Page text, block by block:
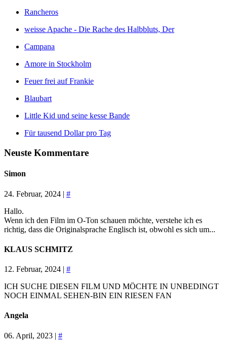
Rancheros
weisse Apache - Die Rache des Halbbluts, Der
Campana
Amore in Stockholm
Feuer frei auf Frankie
Blaubart
Little Kid und seine kesse Bande
Für tausend Dollar pro Tag
Neuste Kommentare
Simon
24. Februar, 2024 | #
Hallo.
Wenn ich den Film im O-Ton schauen möchte, verstehe ich es
richtig, dass die Originalsprache Englisch ist, obwohl es sich um...
KLAUS SCHMITZ
12. Februar, 2024 | #
ICH SUCHE DIESEN FILM UND MÖCHTE IN UNBEDINGT
NOCH EINMAL SEHEN-BIN EIN RIESEN FAN
Angela
06. April, 2023 | #